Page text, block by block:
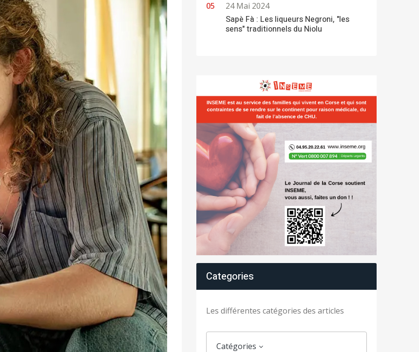
24 Mai 2024
Sapè Fà : Les liqueurs Negroni, "les
sens" traditionnels du Niolu
Categories
Les différentes catégories des articles
Catégories